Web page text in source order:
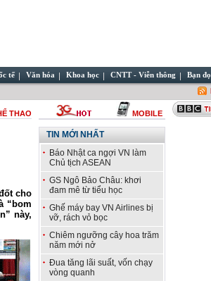
tế Văn hóa Khoa học CNTT - Viễn thông Bạn
THAO MOBILE
cho
“bom
này,
TIN MỚI NHẤT
Báo Nhật ca ngợi VN làm
Chủ tịch ASEAN
GS Ngô Bảo Châu: khơi
đam mê từ tiểu học
Ghế máy bay VN Airlines bị
vỡ, rách vỏ bọc
Chiêm ngưỡng cây hoa trăm
năm mới nở
Đua tăng lãi suất, vốn chạy
vòng quanh